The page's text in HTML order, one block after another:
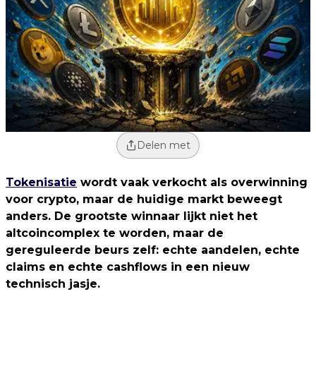
Delen met
Tokenisatie wordt vaak verkocht als overwinning
voor crypto, maar de huidige markt beweegt
anders. De grootste winnaar lijkt niet het
altcoincomplex te worden, maar de
gereguleerde beurs zelf: echte aandelen, echte
claims en echte cashflows in een nieuw
technisch jasje.